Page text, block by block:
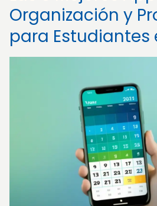
Organización y
para Estudiantes